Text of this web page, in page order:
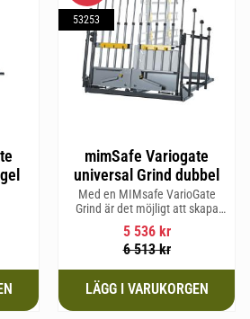
mimSafe Variogate
universal Grind dubbel
Med en MIMsafe VarioGate
Grind är det möjligt att skapa
ett inhägnat område i hela
bagageutrymmet som kan
användas för transport av
5 536kr
6 513kr
53253